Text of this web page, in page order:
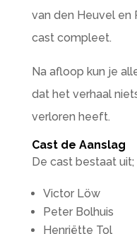
van den Heuvel en
cast compleet.
Na afloop kun je
dat het verhaal
verloren heeft.
Cast de Aanslag
De cast bestaat uit;
Victor Löw
Peter Bolhuis
Henriëtte Tol